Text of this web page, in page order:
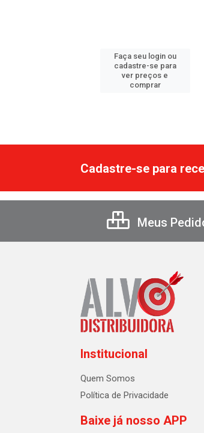
Faça seu login ou
cadastre-se para
ver preços e
comprar
Cadastre-se para
Meus
Institucional
Quem Somos
Política de Privacidade
Baixe já nosso APP